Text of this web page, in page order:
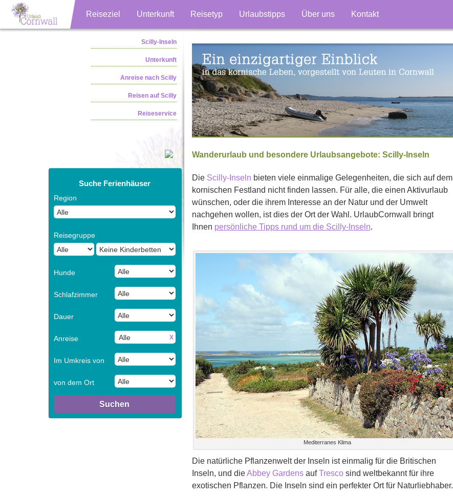
Reiseziel Unterkunft Reisetyp Urlaubstipps Über uns Kontakt
Scilly-Inseln
Unterkunft
Anreise nach Scilly
Reisen auf Scilly
Reiseservice
Suche Ferienhäuser
Region
Reisegruppe
Hunde
Schlafzimmer
Dauer
Anreise X
Im Umkreis von
von dem Ort
Suchen
Wanderurlaub und besondere Urlaubsangebote: Scilly-Inseln
Die Scilly-Inseln bieten viele einmalige Gelegenheiten, die sich auf dem
kornischen Festland nicht finden lassen. Für alle, die einen Aktivurlaub
wünschen, oder die ihrem Interesse an der Natur und der Umwelt
nachgehen wollen, ist dies der Ort der Wahl. UrlaubCornwall bringt
Ihnen persönliche Tipps rund um die Scilly-Inseln.
Mediterranes Klima
Die natürliche Pflanzenwelt der Inseln ist einmalig für die Britischen
Inseln, und dieAbbey GardensaufTrescosind weltbekannt für ihre
exotischen Pflanzen. Die Inseln sind ein perfekter Ort für Naturliebhaber.